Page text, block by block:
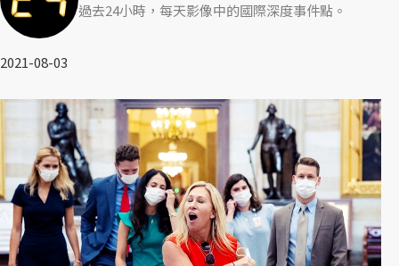
過去24小時，每天影像中的國際深度事件點。
2021-08-03